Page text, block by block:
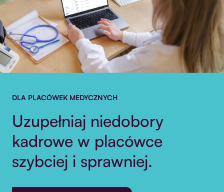
DLA PLACÓWEK MEDYCZNYCH
Uzupełniaj niedobory
kadrowe w placówce
szybciej i sprawniej.